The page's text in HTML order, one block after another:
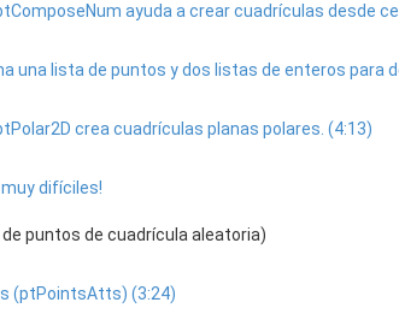
ayuda a crear cuadrículas desde
una lista de puntos y dos listas de enteros para
crea cuadrículas planas polares. (4:13)
muy difíciles!
puntos de cuadrícula aleatoria)
(ptPointsAtts) (3:24)